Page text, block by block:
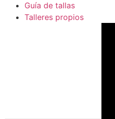
Guía de tallas
Talleres propios